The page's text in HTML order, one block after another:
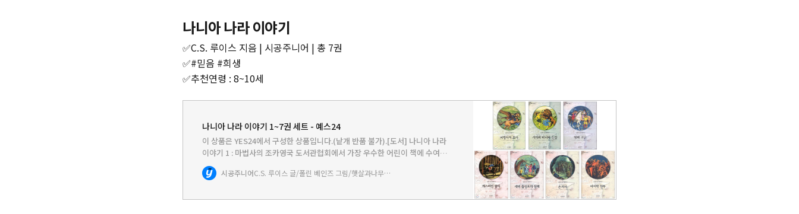
나니아 나라 이야기
✅C.S. 루이스 지음 | 시공주니어 | 총 7권
✅#믿음 #희생
✅추천연령 : 8~10세
나니아 나라 이야기 1~7권 세트 - 예스24
이 상품은 YES24에서 구성한 상품입니다.(낱개 반품 불가).[도서] 나니아 나라
이야기 1 : 마법사의 조카영국 도서관협회에서 가장 우수한 어린이 책에 수여하
는 `카네기 상`을 수상한 어린이 판타지 문학의 진수이다. 탄탄한 구조와 생생한
캐릭터, 박진감 넘…
시공주니어 C.S. 루이스 글/폴린 베인즈 그림/햇살과나무꾼 역